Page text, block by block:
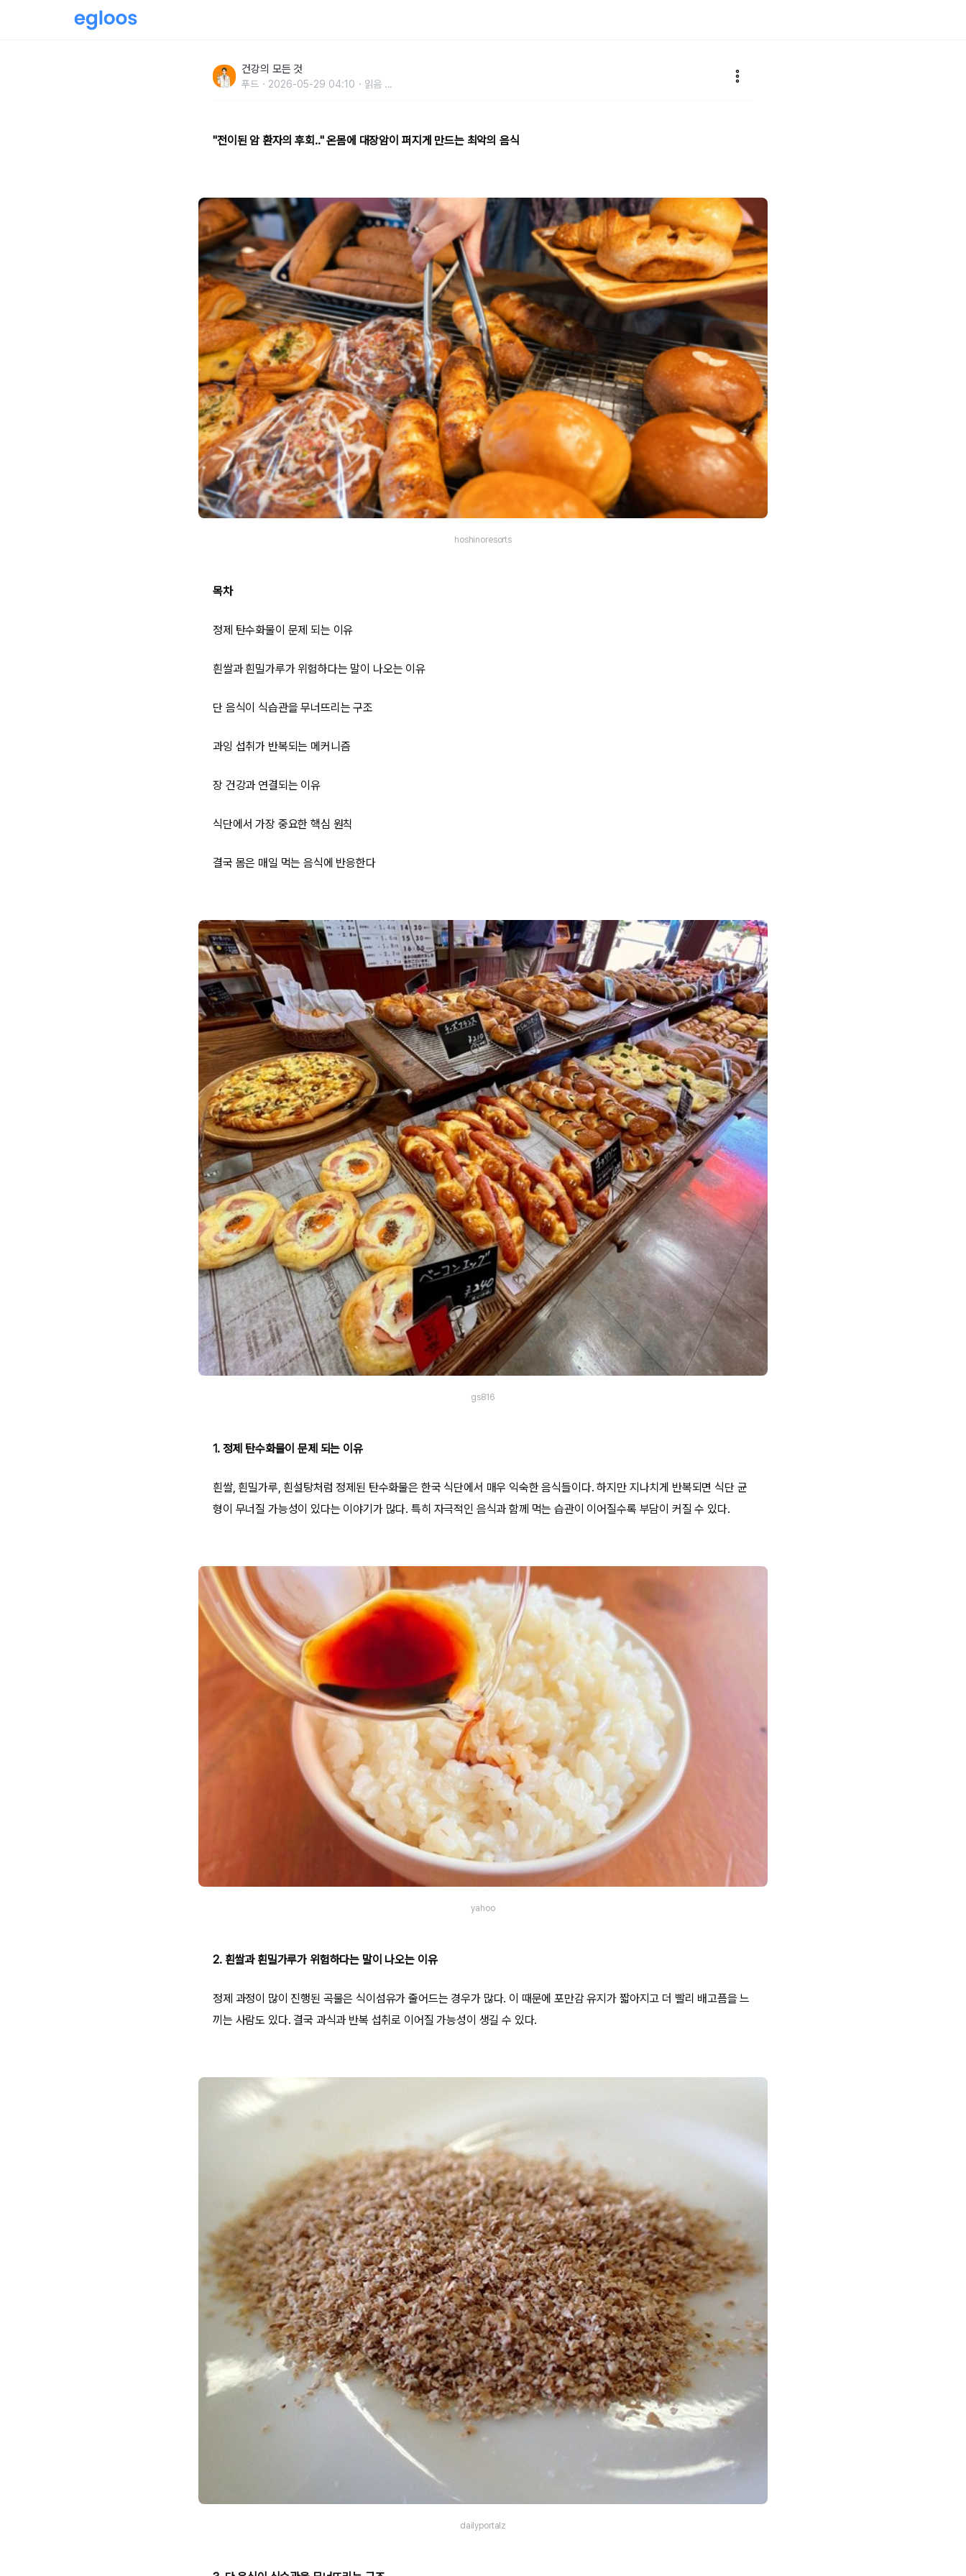
건강의 모든 것
푸드 2026-05-29 04:10 읽음 ...
"전이된 암 환자의 후회.." 온몸에 대장암이 퍼지게 만드는 최악의 음식
hoshinoresorts
목차
정제 탄수화물이 문제 되는 이유
흰쌀과 흰밀가루가 위험하다는 말이 나오는 이유
단 음식이 식습관을 무너뜨리는 구조
과잉 섭취가 반복되는 메커니즘
장 건강과 연결되는 이유
식단에서 가장 중요한 핵심 원칙
결국 몸은 매일 먹는 음식에 반응한다
gs816
1. 정제 탄수화물이 문제 되는 이유
흰쌀, 흰밀가루, 흰설탕처럼 정제된 탄수화물은 한국 식단에서 매우 익숙한 음식들이다. 하지만 지나치게 반복되면 식단 균
형이 무너질 가능성이 있다는 이야기가 많다. 특히 자극적인 음식과 함께 먹는 습관이 이어질수록 부담이 커질 수 있다.
yahoo
2. 흰쌀과 흰밀가루가 위험하다는 말이 나오는 이유
정제 과정이 많이 진행된 곡물은 식이섬유가 줄어드는 경우가 많다. 이 때문에 포만감 유지가 짧아지고 더 빨리 배고픔을 느
끼는 사람도 있다. 결국 과식과 반복 섭취로 이어질 가능성이 생길 수 있다.
dailyportalz